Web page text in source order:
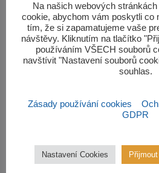
‎Na našich webových
cookie, abychom vám poskytli co
tím, že si zapamatujeme vaše
návštěvy. Kliknutím na tlačítko
používáním VŠECH souborů
navštívit "Nastavení souborů
souhlas.‎
Zásady používání cookies
GDPR
Nastavení Cookies